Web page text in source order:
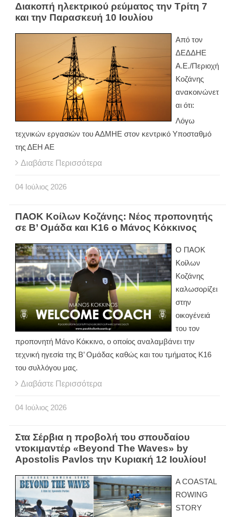
Διακοπή ηλεκτρικού ρεύματος την Τρίτη 7
και την Παρασκευή 10 Ιουλίου
Από τον
ΔΕΔΔΗΕ
Α.Ε./Περιοχή
Κοζάνης
ανακοινώνετ
αι ότι:
Λόγω
τεχνικών εργασιών του ΑΔΜΗΕ στον κεντρικό Υποσταθμό
της ΔΕΗ ΑΕ
Διαβάστε Περισσότερα
04 Ιούλιος 2026
ΠΑΟΚ Κοίλων Κοζάνης: Νέος προπονητής
σε Β’ Ομάδα και Κ16 ο Μάνος Κόκκινος
Ο ΠΑΟΚ
Κοίλων
Κοζάνης
καλωσορίζει
στην
οικογένειά
του τον
προπονητή Μάνο Κόκκινο, ο οποίος αναλαμβάνει την
τεχνική ηγεσία της Β’ Ομάδας καθώς και του τμήματος Κ16
του συλλόγου μας.
Διαβάστε Περισσότερα
04 Ιούλιος 2026
Στα Σέρβια η προβολή του σπουδαίου
ντοκιμαντέρ «Beyond The Waves» by
Apostolis Pavlos την Κυριακή 12 Ιουλίου!
A COASTAL
ROWING
STORY